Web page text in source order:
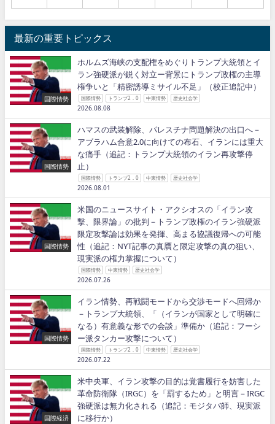
最新の重要トピックス
国際情勢
ホルムズ海峡の支配権をめぐりトランプ大統領とイ
ラン強硬派が鋭く対立ー背景にトランプ政権の主導
権争いと「精密誘導ミサイル不足」（校正追記中）
国際情勢 トランプ2．0 中東情勢 歴史社会学
2026.08.08
国際情勢
ハマスの武装解除、パレスチナ問題解決の出口へ－
アブラハム合意2.0に向けての布石、イランには重大
な痛手（追記：トランプ大統領のイラン再攻撃停
止）
国際情勢 トランプ2．0 中東情勢 歴史社会学
2026.08.01
国際情勢
米国のニュースサイト・アクシオスの「イラン攻
撃、限界論」の批判－トランプ政権のイラン強硬派
限定攻撃論は効果を発揮、高まる協議復帰への可能
性（追記：NYT記事の真贋と限定攻撃の真の狙い、
現実派の権力掌握について）
国際情勢 中東情勢 歴史社会学
2026.07.26
国際情勢
イラン情勢、再戦闘モードから交渉モードへ回帰か
－トランプ大統領、「（イランが国家として明確に
なる）有意義な形での会談」準備か（追記：フーシ
ー派タンカー攻撃について）
国際情勢 トランプ2．0 中東情勢 歴史社会学
2026.07.22
国際経済
米中央軍、イラン攻撃の目的は覚書履行を妨害した
革命防衛隊（IRGC）を「罰するため」と明言－IRGC
強硬派は無力化される（追記：モジタバ師、現実派
に移行か）